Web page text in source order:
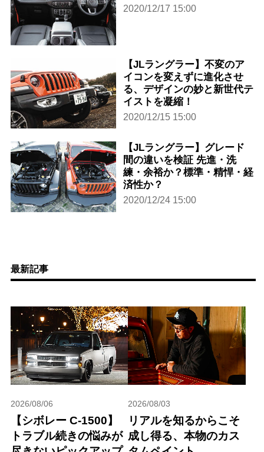
2020/12/17 15:00
【JLラングラー】不変のア
イコンを変えずに進化させ
る、デザインの妙と新世代テ
イストを凝縮！
2020/12/15 15:00
【JLラングラー】グレード
間の違いを検証 先進・洗
練・余裕か？標準・精悍・経
済性か？
2020/12/24 15:00
最新記事
2026/08/06
【シボレー C-1500】
トラブル続きの悩みが
2026/08/03
リアルを知るからこそ
成し得る、本物のカス